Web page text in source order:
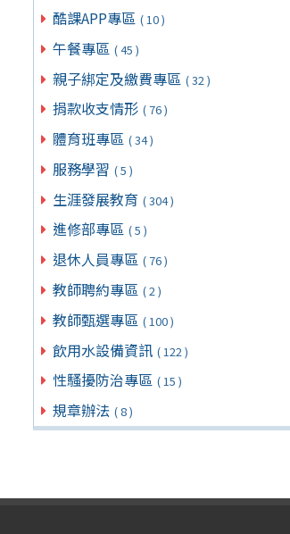
酷課APP專區 ( 10 )
午餐專區 ( 45 )
親子綁定及繳費專區 ( 32 )
捐款收支情形 ( 76 )
體育班專區 ( 34 )
服務學習 ( 5 )
生涯發展教育 ( 304 )
進修部專區 ( 5 )
退休人員專區 ( 76 )
教師聘約專區 ( 2 )
教師甄選專區 ( 100 )
飲用水設備資訊 ( 122 )
性騷擾防治專區 ( 15 )
規章辦法 ( 8 )